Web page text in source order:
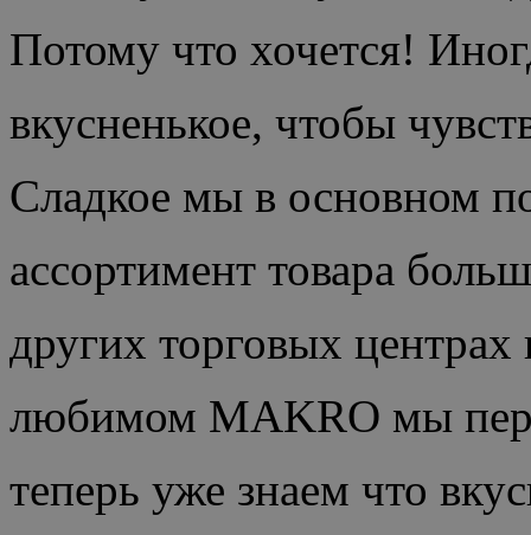
Потому что хочется!
вкусненькое, чтобы
Сладкое мы в основном
ассортимент товара
других торговых
любимом MAKRO мы
теперь уже знаем что